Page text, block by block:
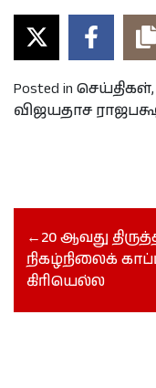
Posted in செய்திகள்,
விஜயதாச
20 ஆவது
நிகழ்நிலைக்
கிரியெல்ல